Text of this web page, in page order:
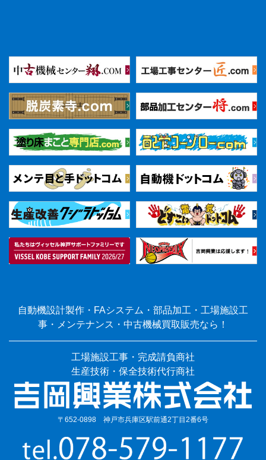
自動機設計製作・FAシステム・部品加工・工場施設工
事・メンテナンス・中古機械買取販売なら！
工場施設工事・完成請負商社
生産技術・保全技術代行商社
〒652-0898 神戸市兵庫区駅前通2丁目2番6号